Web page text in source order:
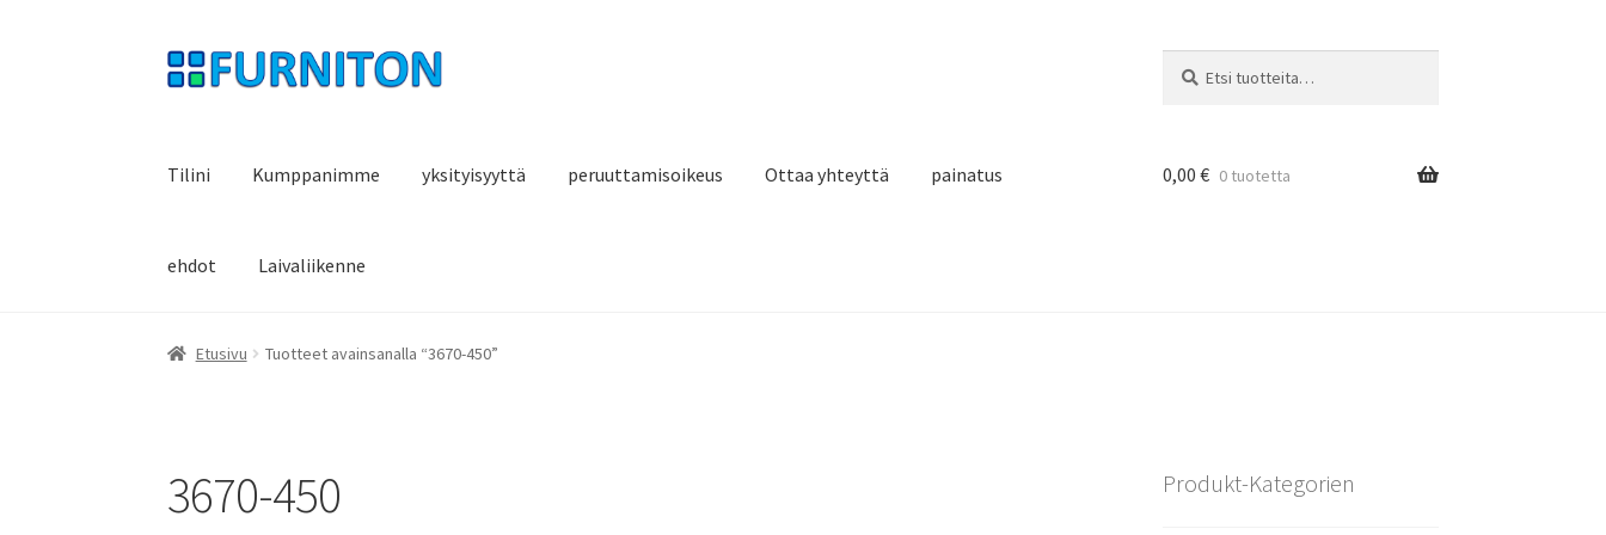
Siirry
navigointiin
Siirry
sisältöön
Tilini Kumppanimme yksityisyyttä peruuttamisoikeus Ottaa yhteyttä painatus
ehdot Laivaliikenne
0,00 € 0 tuotetta
Etusivu Tuotteet avainsanalla “3670-450”
3670-450 Produkt-Kategorien